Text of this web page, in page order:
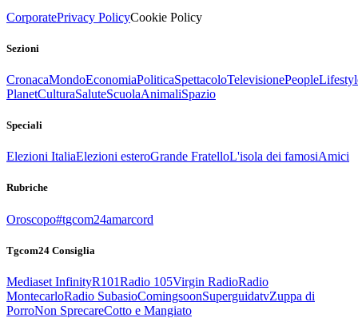
CorporatePrivacy PolicyCookie Policy
Sezioni
CronacaMondoEconomiaPoliticaSpettacoloTelevisionePeople
PlanetCulturaSaluteScuolaAnimaliSpazio
Speciali
Elezioni ItaliaElezioni esteroGrande FratelloL'isola dei famosiAmici
Rubriche
Oroscopo#tgcom24amarcord
Tgcom24 Consiglia
Mediaset InfinityR101Radio 105Virgin RadioRadio
MontecarloRadio SubasioComingsoonSuperguidatvZuppa di
PorroNon SprecareCotto e Mangiato